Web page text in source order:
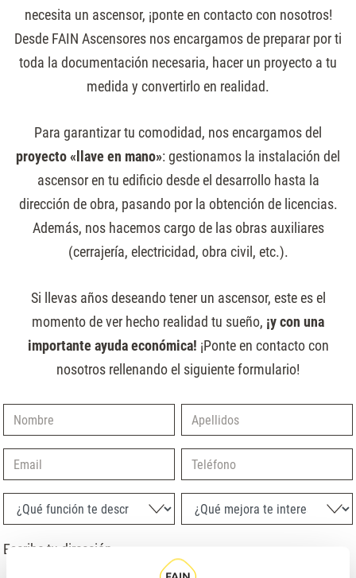
necesita un ascensor, ¡ponte en contacto con nosotros!
Desde FAIN Ascensores nos encargamos de preparar por ti
toda la documentación necesaria, hacer un proyecto a tu
medida y convertirlo en realidad.
Para garantizar tu comodidad, nos encargamos del
proyecto «llave en mano»: gestionamos la instalación del
ascensor en tu edificio desde el desarrollo hasta la
dirección de obra, pasando por la obtención de licencias.
Además, nos hacemos cargo de las obras auxiliares
(cerrajería, electricidad, obra civil, etc.).
Si llevas años deseando tener un ascensor, este es el
momento de ver hecho realidad tu sueño, ¡y con una
importante ayuda económica! ¡Ponte en contacto con
nosotros rellenando el siguiente formulario!
Nombre Apellidos
Email Teléfono
¿Qué función te describe mejor? ¿Qué mejora te interesa?
Escribe tu dirección